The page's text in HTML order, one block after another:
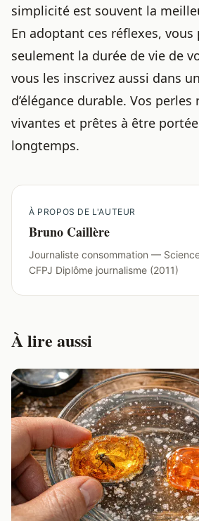
simplicité est souvent la
En adoptant ces réflexes,
seulement la durée de vie de
vous les inscrivez aussi dans
d’élégance durable. Vos
vivantes et prêtes à être
longtemps.
À PROPOS DE L'AUTEUR
Bruno Caillère
Journaliste consommation —
CFPJ Diplôme journalisme (2011)
À lire aussi